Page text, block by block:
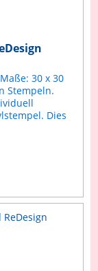
30 x 30
Stempeln.
Dies